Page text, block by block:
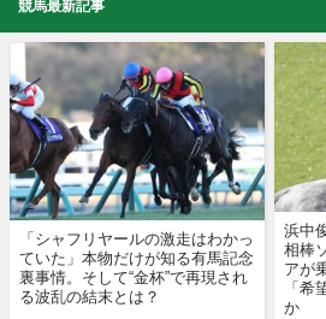
競馬最新記事
「シャフリヤールの激走はわかっ
ていた」本物だけが知る有馬記念
裏事情。そして“金杯”で再現され
る波乱の結末とは？
浜中
相棒
アが
「希
か